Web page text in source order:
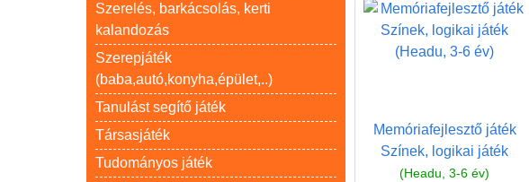
Szerelés, barkácsolás, kerti
kalandozás
Szerepjáték
(baba,autó,konyha,épület,..)
Tanulást segítő játék
Társasjáték
Tudományos játék
Memóriafejlesztő játék
Színek, logikai játék
(Headu, 3-6 év)